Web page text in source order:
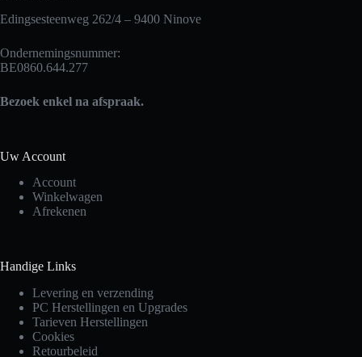
Edingsesteenweg 262/4 – 9400 Ninove
Ondernemingsnummer:
BE0860.644.277
Bezoek enkel na afspraak.
Uw Account
Account
Winkelwagen
Afrekenen
Handige Links
Levering en verzending
PC Herstellingen en Upgrades
Tarieven Herstellingen
Cookies
Retourbeleid